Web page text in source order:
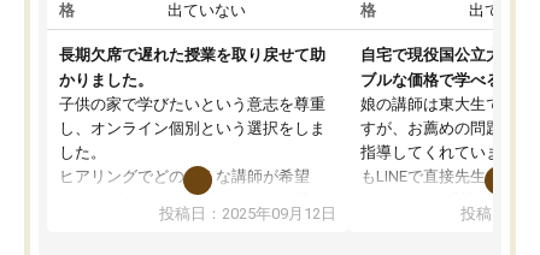
格
出ていない
長期欠席で遅れた授業を取り戻せて助
かりました。
子供の家で学びたいという意志を尊重
し、オンライン個別という選択をしま
した。
ヒアリングでどのような講師が希望
か、オプションは付帯するかなど選ぶ
事が出来ました。
投稿日：2025年09月12日
格
出ていな
自宅で現役国公立大学生
ブルな価格で学べる
娘の講師は東大生では無
すが、お薦めの問題集や
指導してくれています。
もLINEで直接先生に質問
めれるので、個人に合
投稿日：